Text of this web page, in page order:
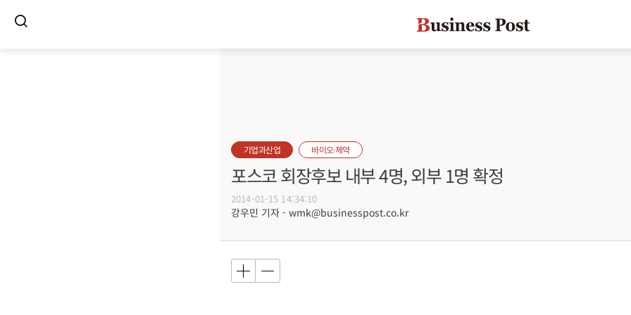
기업과산업 바이오·제약
포스코 회장후보 내부 4명, 외부 1명 확정
2014-01-15 14:34:10
강우민 기자 - wmk@businesspost.co.kr